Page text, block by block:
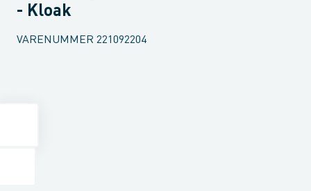
- Kloak
VARENUMMER 221092204